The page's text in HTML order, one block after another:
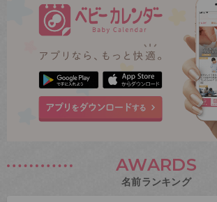
AWARDS
名前ランキング